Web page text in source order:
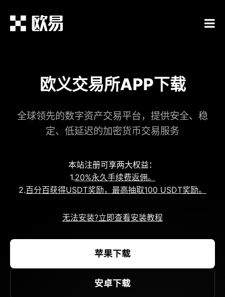
欧义交易所APP下载
全球领先的数字资产交易平台，提供安全、稳
定、低延迟的加密货币交易服务
本站注册可享两大权益：
1.20%永久手续费返佣。
2.百分百获得USDT奖励，最高抽取100 USDT奖励。
无法安装?立即查看安装教程
苹果下载
安卓下载